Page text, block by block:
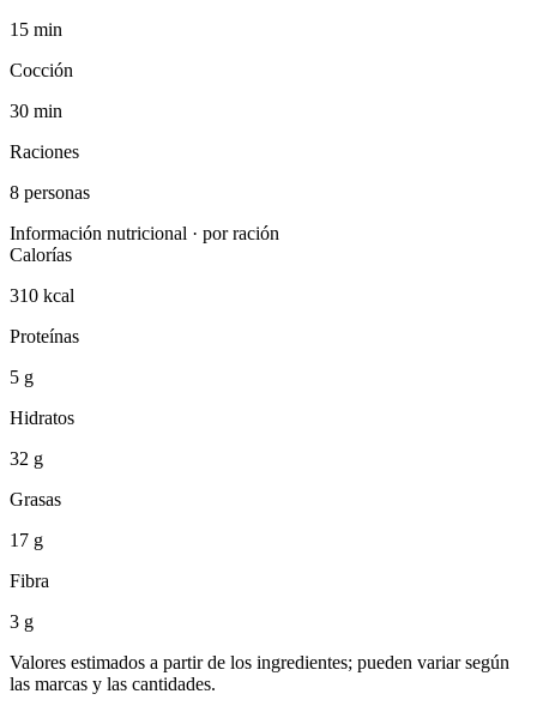
15 min
Cocción
30 min
Raciones
8 personas
Información nutricional · por ración
Calorías
310 kcal
Proteínas
5 g
Hidratos
32 g
Grasas
17 g
Fibra
3 g
Valores estimados a partir de los ingredientes; pueden variar según
las marcas y las cantidades.